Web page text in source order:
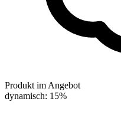
Produkt im Angebot
dynamisch: 15%